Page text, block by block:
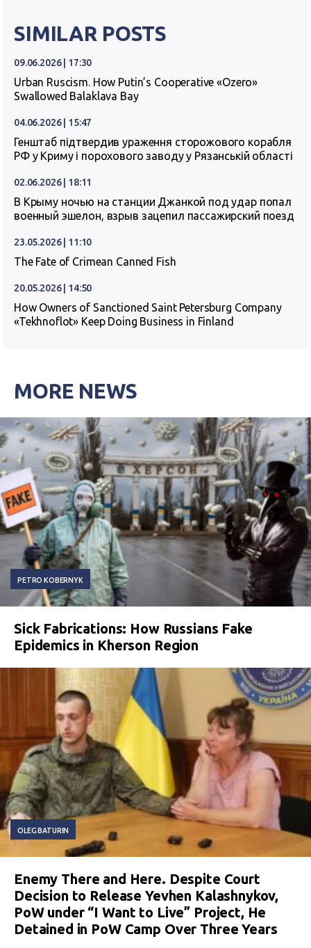
SIMILAR POSTS
09.06.2026 | 17:30
Urban Ruscism. How Putin’s Cooperative «Ozero»
Swallowed Balaklava Bay
04.06.2026 | 15:47
Генштаб підтвердив ураження сторожового корабля
РФ у Криму і порохового заводу у Рязанській області
02.06.2026 | 18:11
В Крыму ночью на станции Джанкой под удар попал
военный эшелон, взрыв зацепил пассажирский поезд
23.05.2026 | 11:10
The Fate of Crimean Canned Fish
20.05.2026 | 14:50
How Owners of Sanctioned Saint Petersburg Company
«Tekhnoflot» Keep Doing Business in Finland
MORE NEWS
PETRO KOBERNYK
Sick Fabrications: How Russians Fake
Epidemics in Kherson Region
OLEG BATURIN
Enemy There and Here. Despite Court
Decision to Release Yevhen Kalashnykov,
PoW under “I Want to Live” Project, He
Detained in PoW Camp Over Three Years